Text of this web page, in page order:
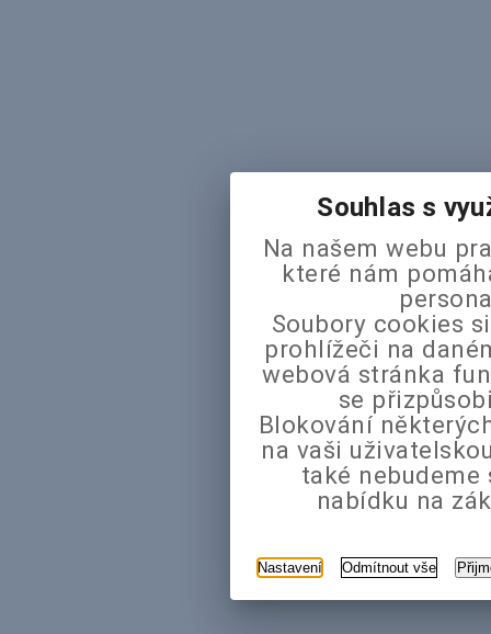
Souhlas s
Na našem webu
které nám
Soubory cookies
prohlížeči na
webová stránka
se
Blokování
na vaši
také
nabídku na
Nastavení Odmítnout vše